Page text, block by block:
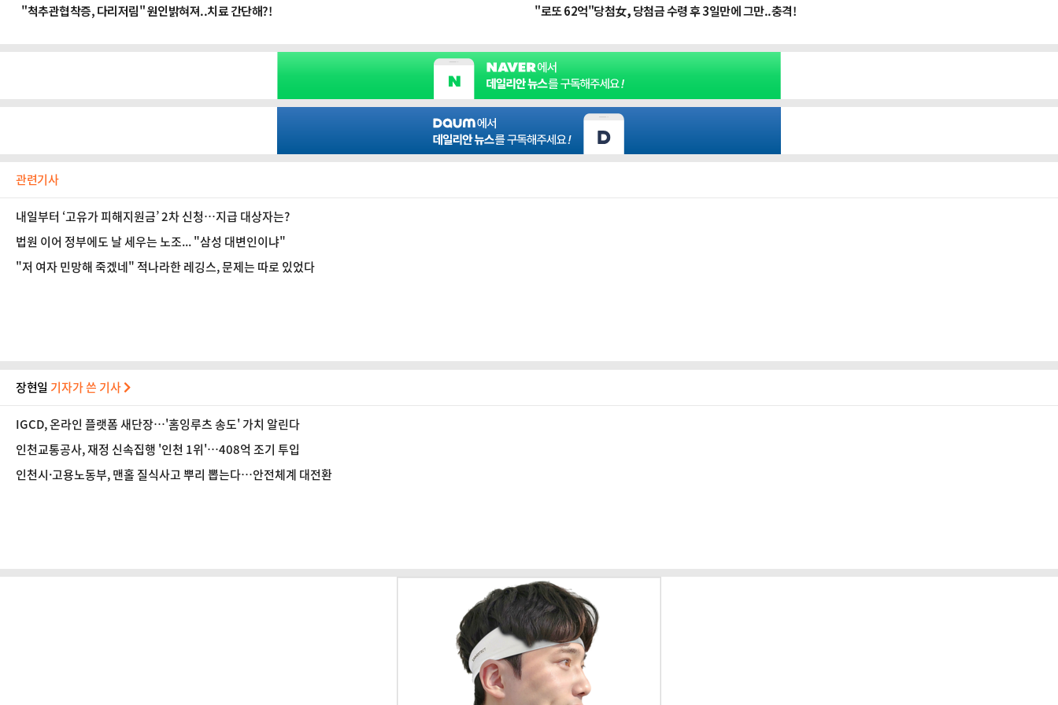
관련기사
내일부터 ‘고유가 피해지원금’ 2차 신청…지급 대상자는?
법원 이어 정부에도 날 세우는 노조... "삼성 대변인이냐"
"저 여자 민망해 죽겠네" 적나라한 레깅스, 문제는 따로 있었다
장현일 기자가 쓴 기사
IGCD, 온라인 플랫폼 새단장…'홈잉루츠 송도' 가치 알린다
인천교통공사, 재정 신속집행 '인천 1위'…408억 조기 투입
인천시·고용노동부, 맨홀 질식사고 뿌리 뽑는다…안전체계 대전환